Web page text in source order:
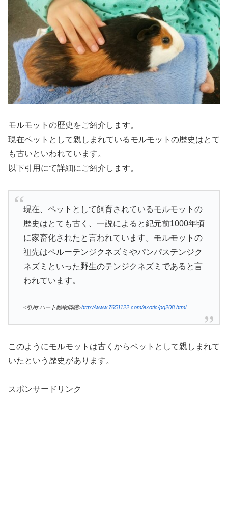
モルモットの歴史をご紹介します。
現在ペットとして親しまれているモルモットの歴史はとて
も古いといわれています。
以下引用にて詳細にご紹介します。
現在、ペットとして飼育されているモルモットの
歴史はとても古く、一説によると紀元前1000年頃
に家畜化されたと言われています。モルモットの
祖先はペルーテンジクネズミやパンパステンジク
ネズミといった野生のテンジクネズミであると言
われています。
<引用:ハート動物病院>http://www.7651122.com/exotic/pg208.html
このようにモルモットは古くからペットとして親しまれて
いたという歴史があります。
スポンサードリンク